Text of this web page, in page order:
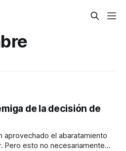
de la decisión de
aprovechado el abaratamiento
Pero esto no necesariamente